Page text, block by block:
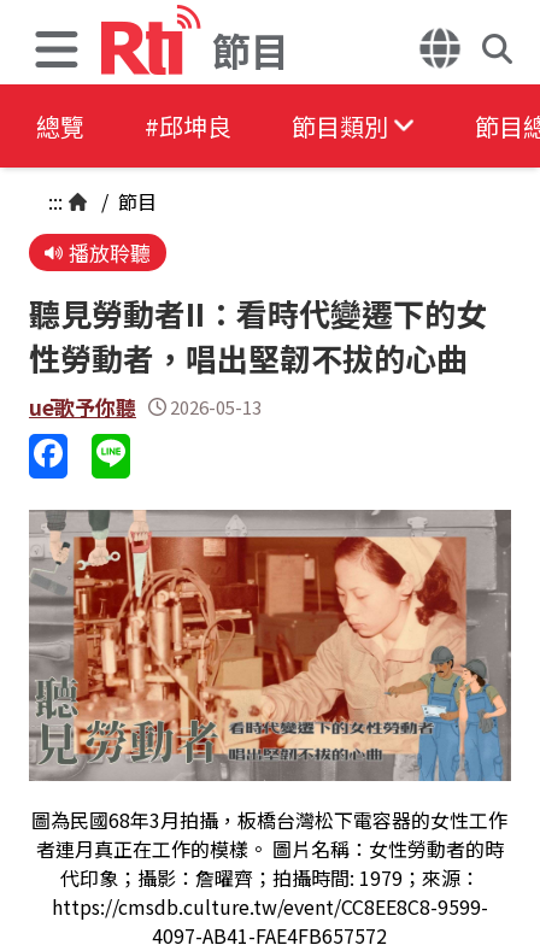
節目
總覽 #邱坤良 節目類別 節目
::: / 節目
播放聆聽
聽見勞動者II：看時代變遷下的女
性勞動者，唱出堅韌不拔的心曲
uē歌予你聽 2026-05-13
圖為民國68年3月拍攝，板橋台灣松下電容器的女性工作
者連月真正在工作的模樣。 圖片名稱：女性勞動者的時
代印象；攝影：詹曜齊；拍攝時間: 1979；來源：
https://cmsdb.culture.tw/event/CC8EE8C8-9599-
4097-AB41-FAE4FB657572